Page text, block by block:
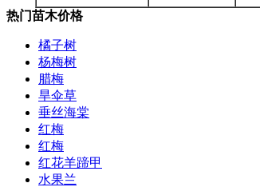
热门苗木价格
橘子树
杨梅树
腊梅
旱伞草
垂丝海棠
红梅
红梅
红花羊蹄甲
水果兰